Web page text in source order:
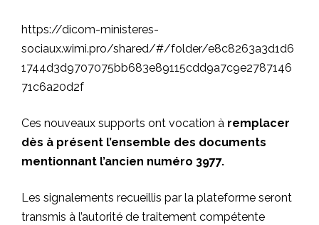
https://dicom-ministeres-
sociaux.wimi.pro/shared/#/folder/e8c8263a3d1d6
1744d3d9707075bb683e89115cdd9a7c9e2787146
71c6a20d2f
Ces nouveaux supports ont vocation à remplacer
dès à présent l’ensemble des documents
mentionnant l’ancien numéro 3977.
Les signalements recueillis par la plateforme seront
transmis à l’autorité de traitement compétente